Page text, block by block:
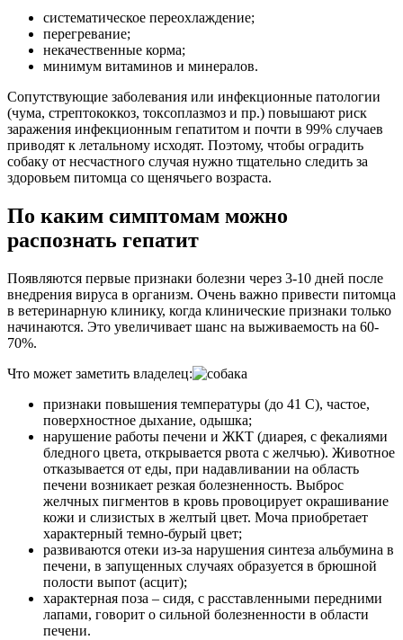
систематическое переохлаждение;
перегревание;
некачественные корма;
минимум витаминов и минералов.
Сопутствующие заболевания или инфекционные патологии
(чума, стрептококкоз, токсоплазмоз и пр.) повышают риск
заражения инфекционным гепатитом и почти в 99% случаев
приводят к летальному исходят. Поэтому, чтобы оградить
собаку от несчастного случая нужно тщательно следить за
здоровьем питомца со щенячьего возраста.
По каким симптомам можно
распознать гепатит
Появляются первые признаки болезни через 3-10 дней после
внедрения вируса в организм. Очень важно привести питомца
в ветеринарную клинику, когда клинические признаки только
начинаются. Это увеличивает шанс на выживаемость на 60-
70%.
Что может заметить владелец:
признаки повышения температуры (до 41 С), частое,
поверхностное дыхание, одышка;
нарушение работы печени и ЖКТ (диарея, с фекалиями
бледного цвета, открывается рвота с желчью). Животное
отказывается от еды, при надавливании на область
печени возникает резкая болезненность. Выброс
желчных пигментов в кровь провоцирует окрашивание
кожи и слизистых в желтый цвет. Моча приобретает
характерный темно-бурый цвет;
развиваются отеки из-за нарушения синтеза альбумина в
печени, в запущенных случаях образуется в брюшной
полости выпот (асцит);
характерная поза – сидя, с расставленными передними
лапами, говорит о сильной болезненности в области
печени.